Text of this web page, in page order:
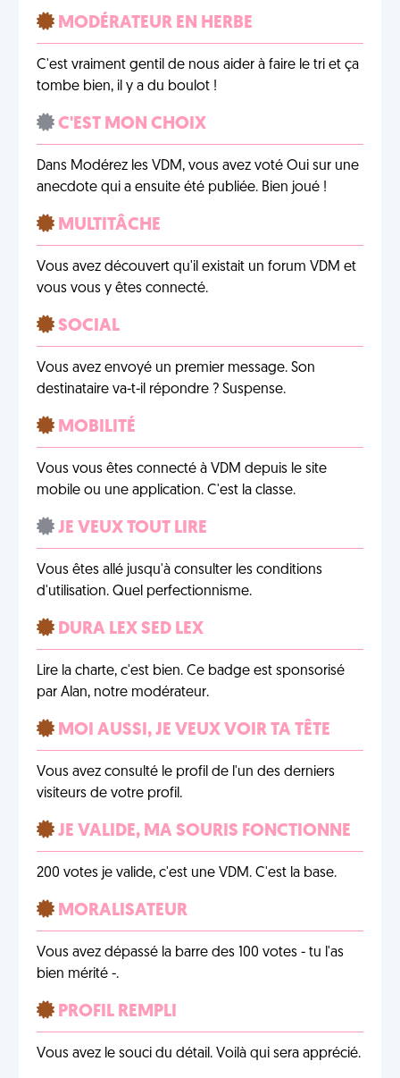
MODÉRATEUR EN HERBE
C'est vraiment gentil de nous aider à faire le tri et ça
tombe bien, il y a du boulot !
C'EST MON CHOIX
Dans Modérez les VDM, vous avez voté Oui sur une
anecdote qui a ensuite été publiée. Bien joué !
MULTITÂCHE
Vous avez découvert qu'il existait un forum VDM et
vous vous y êtes connecté.
SOCIAL
Vous avez envoyé un premier message. Son
destinataire va-t-il répondre ? Suspense.
MOBILITÉ
Vous vous êtes connecté à VDM depuis le site
mobile ou une application. C'est la classe.
JE VEUX TOUT LIRE
Vous êtes allé jusqu'à consulter les conditions
d'utilisation. Quel perfectionnisme.
DURA LEX SED LEX
Lire la charte, c'est bien. Ce badge est sponsorisé
par Alan, notre modérateur.
MOI AUSSI, JE VEUX VOIR TA TÊTE
Vous avez consulté le profil de l'un des derniers
visiteurs de votre profil.
JE VALIDE, MA SOURIS FONCTIONNE
200 votes je valide, c'est une VDM. C'est la base.
MORALISATEUR
Vous avez dépassé la barre des 100 votes - tu l'as
bien mérité -.
PROFIL REMPLI
Vous avez le souci du détail. Voilà qui sera apprécié.